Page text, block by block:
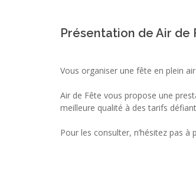
Présentation de Air de
Vous organiser une fête en plein
Air de Fête vous propose une
meilleure qualité à des tarifs
Pour les consulter, n’hésitez pas à